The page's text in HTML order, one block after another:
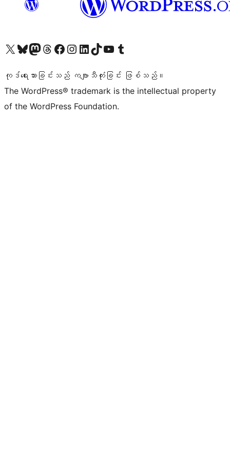
ကျွန်ုပ်တို့၏ X (ယခင် Twitter) အကောင့်သို့ သွားရောက်ကြည့်ရှုပါကျွန်ုပ်တို့၏ Bluesky အကောင့်သို့ ဝင်ရောက်ကြည့်ရှုရန်
ကျွန်ုပ်တို့၏ Mastodon အကောင့်သို့ သွားရောက်ကြည့်ရှုပါကျွန်ုပ်တို့၏ Threads အကောင့်သို့ ဝင်ရောက်ကြည့်ရှုရန်
ကျွန်ုပ်တို့၏ Facebook စာမျက်နှာသို့ သွားရောက်ကြည့်ရှုပါကျွန်ုပ်တို့၏ Instagram အကောင့်သို့ သွားရောက်ကြည့်ရှုပါ ကျွန်ုပ်တို့၏ LinkedIn အကောင့်သို့ သွားရောက်ကြည့်ရှုပါကျွန်ုပ်တို့၏ TikTok အကောင့်သို့ ဝင်ရောက်ကြည့်ရှုရန်
ကျွန်ုပ်တို့၏ YouTube ချန်နယ်သို့ သွားရောက်ကြည့်ရှုပါ ကျွန်ုပ်တို့၏ Tumblr အကောင့်သို့ ဝင်ရောက်ကြည့်ရှုရန်
ကုဒ်ရေးသားခြင်းသည် ကဗျာသီကုံးခြင်း ဖြစ်သည်။
The WordPress® trademark is the intellectual property
of the WordPress Foundation.